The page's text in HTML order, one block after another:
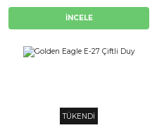
İNCELE
TÜKENDİ